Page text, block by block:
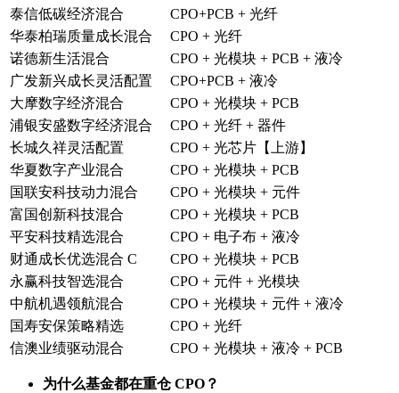
泰信低碳经济混合
CPO+PCB + 光纤
华泰柏瑞质量成长混合
CPO + 光纤
诺德新生活混合
CPO + 光模块 + PCB + 液冷
广发新兴成长灵活配置
CPO+PCB + 液冷
大摩数字经济混合
CPO + 光模块 + PCB
浦银安盛数字经济混合
CPO + 光纤 + 器件
长城久祥灵活配置
CPO + 光芯片【上游】
华夏数字产业混合
CPO + 光模块 + PCB
国联安科技动力混合
CPO + 光模块 + 元件
富国创新科技混合
CPO + 光模块 + PCB
平安科技精选混合
CPO + 电子布 + 液冷
财通成长优选混合 C
CPO + 光模块 + PCB
永赢科技智选混合
CPO + 元件 + 光模块
中航机遇领航混合
CPO + 光模块 + 元件 + 液冷
国寿安保策略精选
CPO + 光纤
信澳业绩驱动混合
CPO + 光模块 + 液冷 + PCB
为什么基金都在重仓 CPO？